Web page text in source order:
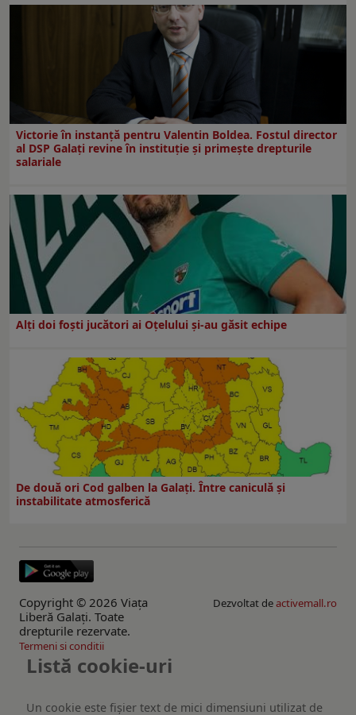
Victorie în instanță pentru Valentin Boldea. Fostul director
al DSP Galați revine în instituție și primește drepturile
salariale
Alți doi foști jucători ai Oțelului și-au găsit echipe
De două ori Cod galben la Galaţi. Între caniculă şi
instabilitate atmosferică
Copyright © 2026 Viaţa
Liberă Galaţi. Toate
drepturile rezervate.
Dezvoltat deactivemall.ro
Termeni si conditii
Listă cookie-uri
Un cookie este fişier text de mici dimensiuni utilizat de